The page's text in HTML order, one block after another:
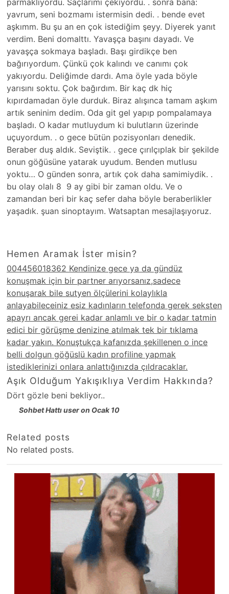
parmaklıyordu. Saçlarımı çekiyordu. . sonra bana:
yavrum, seni bozmamı istermisin dedi. . bende evet
aşkımm. Bu şu an en çok istediğim şeyy. Diyerek yanıt
verdim. Beni domalttı. Yavaşça başını dayadı. Ve
yavaşça sokmaya başladı. Başı girdikçe ben
bağırıyordum. Çünkü çok kalındı ve canımı çok
yakıyordu. Deliğimde dardı. Ama öyle yada böyle
yarısını soktu. Çok bağırdım. Bir kaç dk hiç
kıpırdamadan öyle durduk. Biraz alışınca tamam aşkım
artık seninim dedim. Oda git gel yapıp pompalamaya
başladı. O kadar mutluydum ki bulutların üzerinde
uçuyordum. . o gece bütün pozisyonları denedik.
Beraber duş aldık. Seviştik. . gece çırılçıplak bir şekilde
onun göğüsüne yatarak uyudum. Benden mutlusu
yoktu… O günden sonra, artık çok daha samimiydik. .
bu olay olalı 8 9 ay gibi bir zaman oldu. Ve o
zamandan beri bir kaç sefer daha böyle beraberlikler
yaşadık. şuan sinoptayım. Watsaptan mesajlaşıyoruz.
Hemen Aramak İster misin?
004456018362 Kendinize gece ya da gündüz
konuşmak için bir partner arıyorsanız,sadece
konuşarak bile sutyen ölçülerini kolaylıkla
anlayabileceiniz esiz kadınların telefonda gerek seksten
apayrı ancak gerei kadar anlamlı ve bir o kadar tatmin
edici bir görüşme denizine atılmak tek bir tıklama
kadar yakın. Konuştukça kafanızda şekillenen o ince
belli dolgun göğüslü kadın profiline yapmak
istediklerinizi onlara anlattığınızda çıldracaklar.
Aşık Olduğum Yakışıklıya Verdim Hakkında?
Dört gözle beni bekliyor..
Sohbet Hattı user on Ocak 10
Related posts
No related posts.